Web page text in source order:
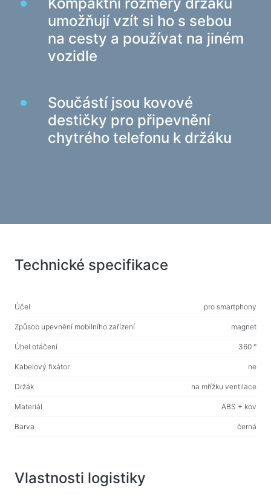
Web-kamery
Web-kamery
Batohy, tašky, držáky, další doplňky
Tašky a batohy na notebooky
Cestovní batohy
Kufry na kolečkách
Spraye, pěny, gely
Baterky
Sportovní zboží
Pracovní prostor a bytový nábytek
Stoly pro domácnost a kancelář
Židle pro domácnost a kancelář
umožňují vzít si ho s sebou
na cesty a používat na jiném
vozidle
Součástí jsou kovové
destičky pro připevnění
chytrého telefonu k držáku
Technické specifikace
Účel pro smartphony
Způsob upevnění mobilního zařízení magnet
Úhel otáčení 360 °
Kabelový fixátor ne
Držák na mřížku ventilace
Materiál ABS + kov
Barva černá
Vlastnosti logistiky